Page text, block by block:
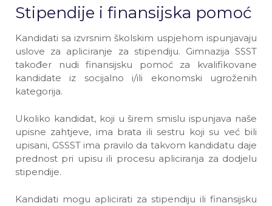
Stipendije i finansijska pomoć
Kandidati sa izvrsnim školskim uspjehom ispunjavaju
uslove za apliciranje za stipendiju. Gimnazija SSST
također nudi finansijsku pomoć za kvalifikovane
kandidate iz socijalno i/ili ekonomski ugroženih
kategorija.
Ukoliko kandidat, koji u širem smislu ispunjava naše
upisne zahtjeve, ima brata ili sestru koji su već bili
upisani, GSSST ima pravilo da takvom kandidatu daje
prednost pri upisu ili procesu apliciranja za dodjelu
stipendije.
Kandidati mogu aplicirati za stipendiju ili finansijsku